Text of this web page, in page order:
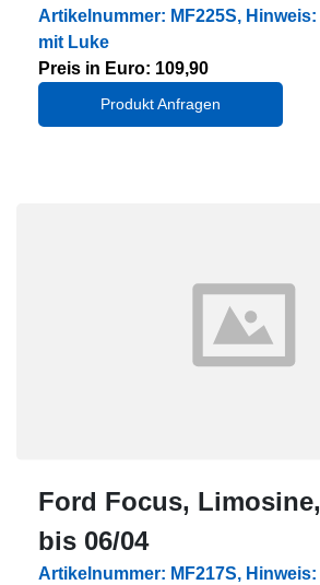
Artikelnummer: MF225S, Hinweis:
mit Luke
Preis in Euro: 109,90
Produkt Anfragen
Ford Focus, Limosine,
bis 06/04
Artikelnummer: MF217S, Hinweis: